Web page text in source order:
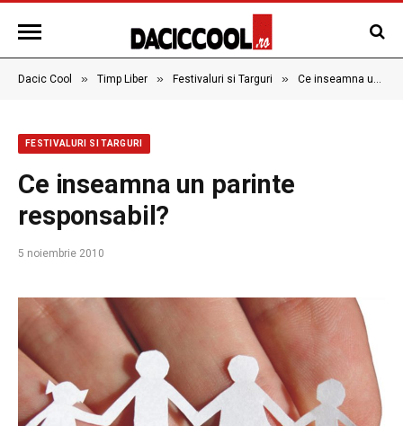
Dacic Cool » Timp Liber » Festivaluri si Targuri » Ce inseamna un parinte responsabil?
FESTIVALURI SI TARGURI
Ce inseamna un parinte
responsabil?
5 noiembrie 2010